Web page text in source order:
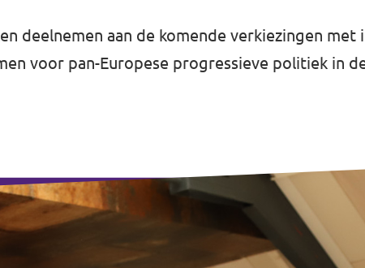
deelnemen aan de komende verkiezingen met
voor pan-Europese progressieve politiek in